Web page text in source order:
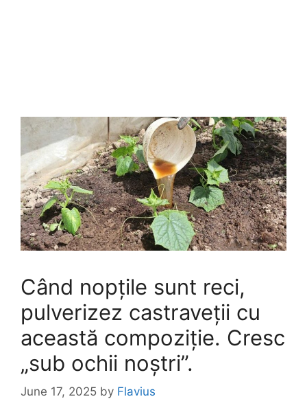
Când nopțile sunt reci,
pulverizez castraveții cu
această compoziție. Cresc
„sub ochii noștri”.
June 17, 2025 by Flavius